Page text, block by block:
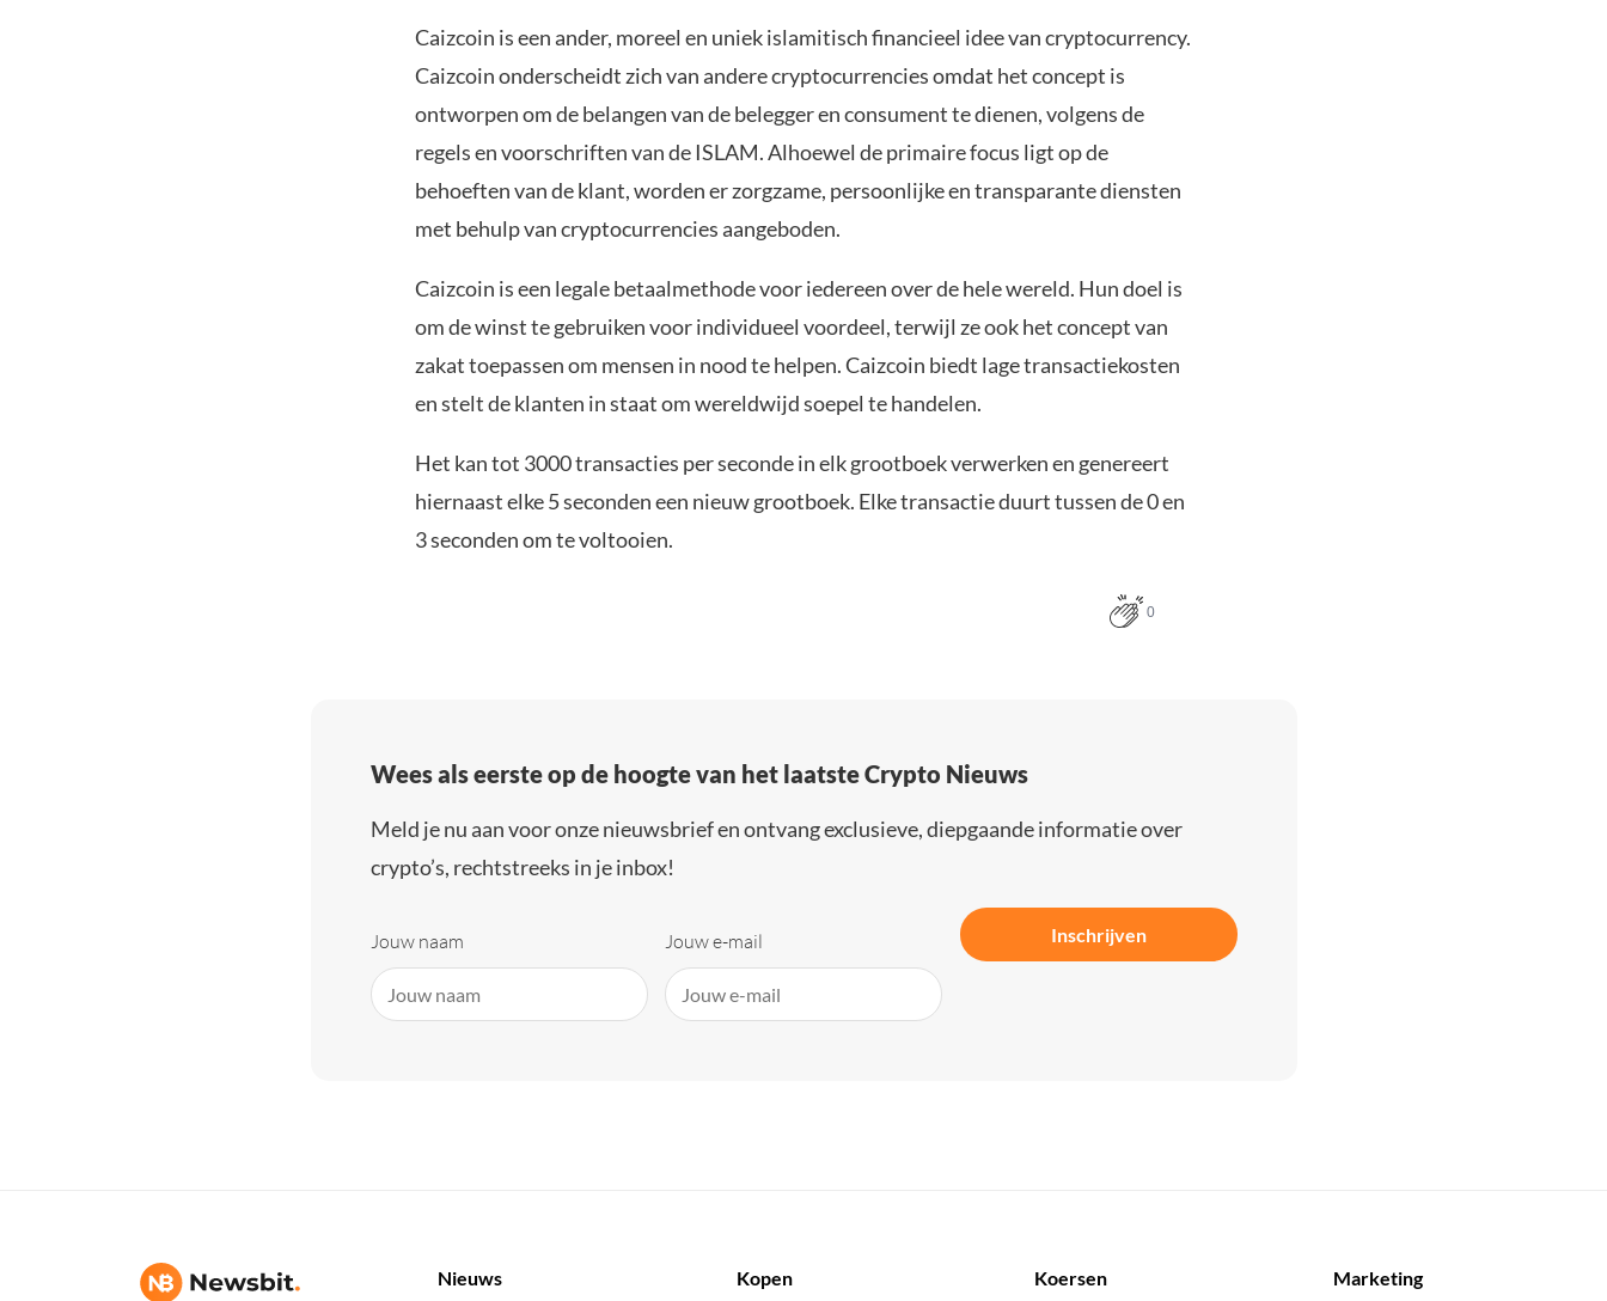
Caizcoin is een ander, moreel en uniek islamitisch financieel idee van cryptocurrency.
Caizcoin onderscheidt zich van andere cryptocurrencies omdat het concept is
ontworpen om de belangen van de belegger en consument te dienen, volgens de
regels en voorschriften van de ISLAM. Alhoewel de primaire focus ligt op de
behoeften van de klant, worden er zorgzame, persoonlijke en transparante diensten
met behulp van cryptocurrencies aangeboden.
Caizcoin is een legale betaalmethode voor iedereen over de hele wereld. Hun doel is
om de winst te gebruiken voor individueel voordeel, terwijl ze ook het concept van
zakat toepassen om mensen in nood te helpen. Caizcoin biedt lage transactiekosten
en stelt de klanten in staat om wereldwijd soepel te handelen.
Het kan tot 3000 transacties per seconde in elk grootboek verwerken en genereert
hiernaast elke 5 seconden een nieuw grootboek. Elke transactie duurt tussen de 0 en
3 seconden om te voltooien.
0
Wees als eerste op de hoogte van het laatste Crypto Nieuws
Meld je nu aan voor onze nieuwsbrief en ontvang exclusieve, diepgaande informatie over
crypto’s, rechtstreeks in je inbox!
Jouw naam Jouw e-mail Inschrijven
Nieuws Kopen Koersen Marketing